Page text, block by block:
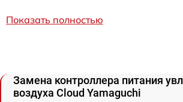
Показать полностью
Замена контроллера питания
воздуха Cloud Yamaguchi